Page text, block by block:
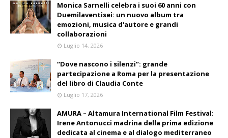
Monica Sarnelli celebra i suoi 60 anni con
Duemilaventisei: un nuovo album tra
emozioni, musica d'autore e grandi
collaborazioni
Luglio 14, 2026
“Dove nascono i silenzi”: grande
partecipazione a Roma per la presentazione
del libro di Claudia Conte
Luglio 17, 2026
AMURA – Altamura International Film Festival:
Irene Antonucci madrina della prima edizione
dedicata al cinema e al dialogo mediterraneo